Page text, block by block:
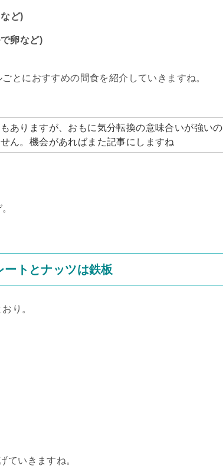
ど)
卵など)
とにおすすめの間食を紹介していきますね。
ありますが、おもに気分転換の意味合いが強いの
ん。機会があればまた記事にしますね
トとナッツは鉄板
り。
ていきますね。